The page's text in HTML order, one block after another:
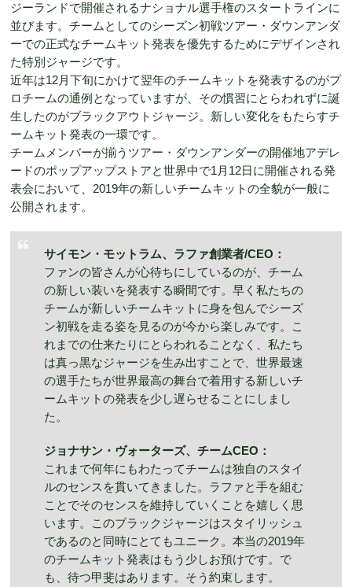
ジーランドで開催されるナショナル選手権のスタートラインに
並びます。チームとしてのシーズン初戦ツアー・ダウンアンダ
ーでの正式なチームキット発表を優先するためにデザインされ
た特別ジャージです。
近年は12月下旬にかけて翌年のチームキットを発表するのがプ
ロチームの通例となっていますが、その慣習にとらわれずに誕
生したのがブラックアウトジャージ。新しい変化をもたらすチ
ームキット発表の一環です。
チームメンバーが揃うツアー・ダウンアンダーの開催地アデレ
ードのポップアップストアと世界中で1月12日に開催される発
表会において、2019年の新しいチームキットの全貌が一般に
公開されます。
サイモン・モットラム、ラファ創業者/CEO：
ファンの皆さんが心待ちにしているのが、チーム
の新しい装いを発表する瞬間です。早く私たちの
チームが新しいチームキットに身を包んでシーズ
ン初戦を走る姿を見るのが今から楽しみです。こ
れまでの仕来たりにとらわれることなく、私たち
は真っ黒なジャージを生み出すことで、世界最速
の選手たちが世界最高の舞台で着用する新しいチ
ームキットの発表を少し遅らせることにしまし
た。
ジョナサン・ヴォーターズ、チームCEO：
これまで何年にもわたってチームは独自のスタイ
ルのセンスを貫いてきました。ラファと手を組む
ことでそのセンスを維持していくことを嬉しく思
います。このブラックジャージはスタイリッシュ
であるのと同時にとてもユニーク。本当の2019年
のチームキット発表はもう少しお預けです。で
も、待つ甲斐はあります。そう約束します。